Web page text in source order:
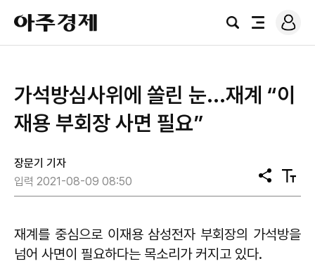
아
주
경
검
전
로
그
가석방심사위에 쏠린 눈...재계 “이
재용 부회장 사면 필요”
장문기 기자
입력 2021-08-09 08:50
공
유
텍
스
기
재계를 중심으로 이재용 삼성전자 부회장의 가석방을
넘어 사면이 필요하다는 목소리가 커지고 있다.